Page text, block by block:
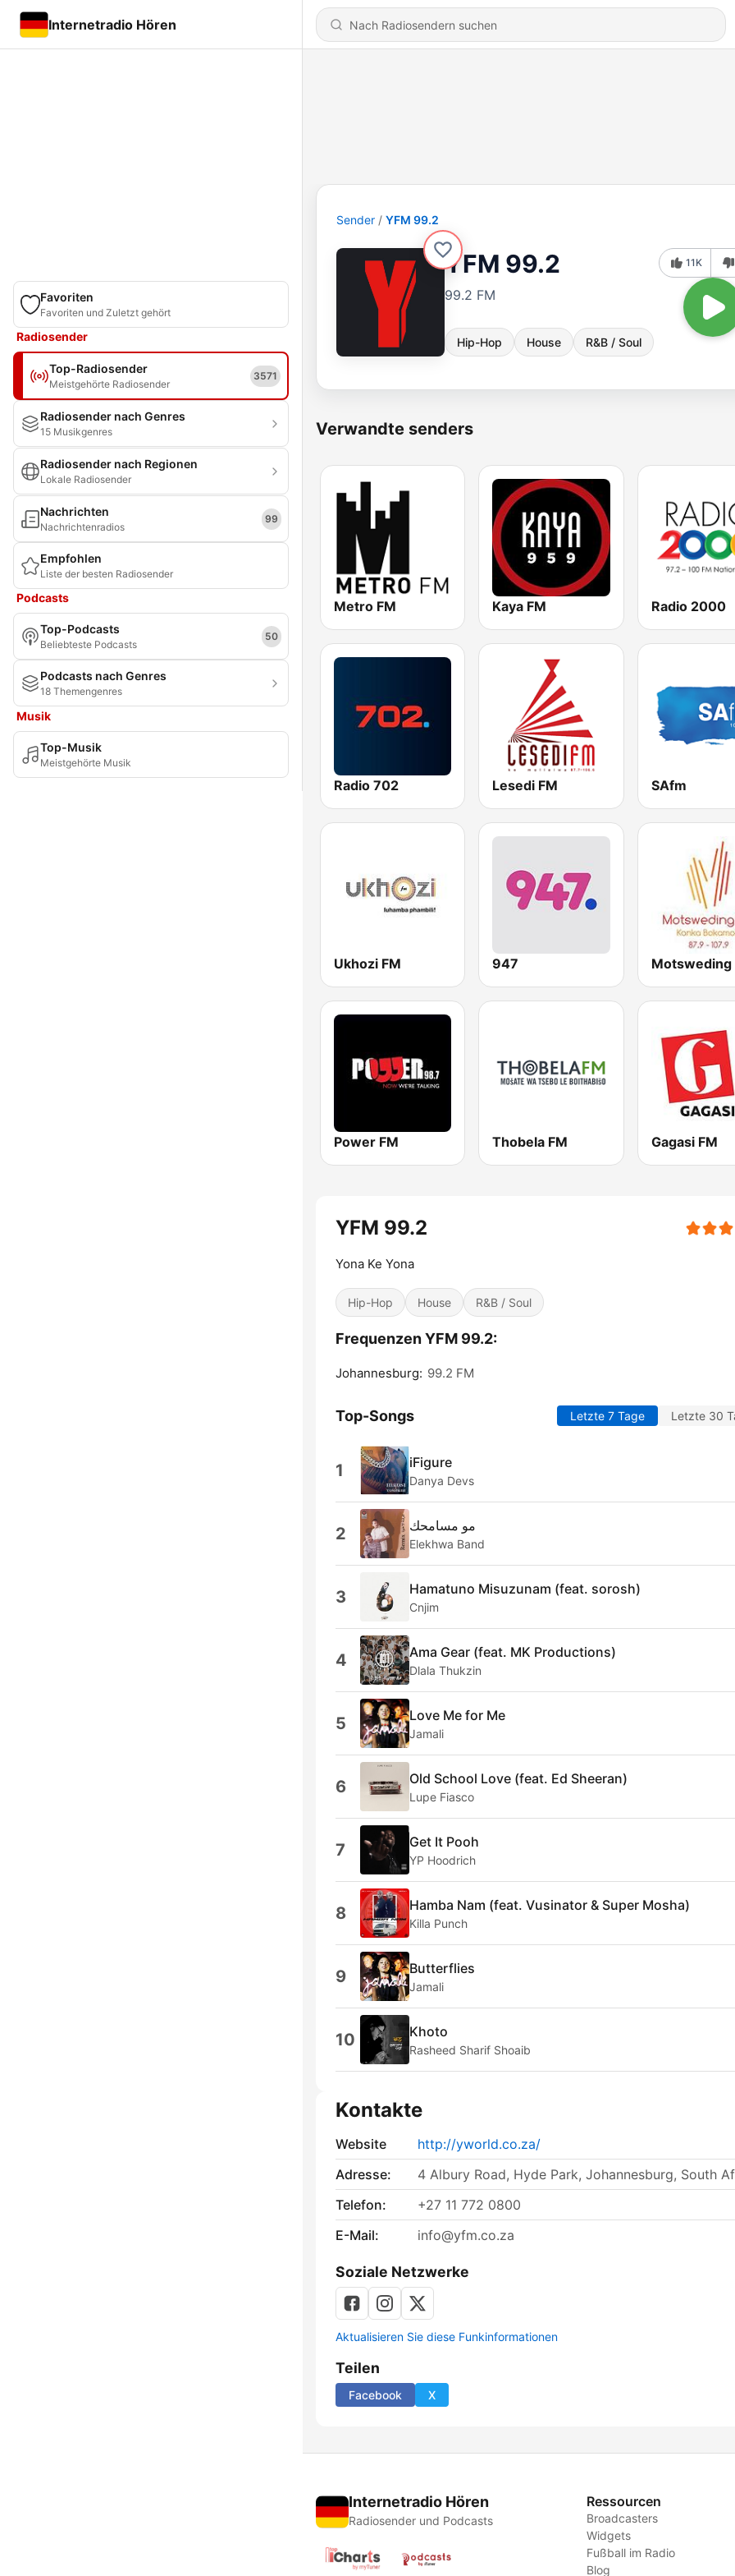
Internetradio Hören
Favoriten
Favoriten und Zuletzt gehört
Radiosender
Top-Radiosender
Meistgehörte Radiosender
3571
Radiosender nach Genres
15 Musikgenres
Radiosender nach Regionen
Lokale Radiosender
Nachrichten
Nachrichtenradios
99
Empfohlen
Liste der besten Radiosender
Podcasts
Top-Podcasts
Beliebteste Podcasts
50
Podcasts nach Genres
18 Themengenres
Musik
Top-Musik
Meistgehörte Musik
Sender YFM 99.2
YFM 99.2
99.2 FM
Hip-Hop House R&B / Soul
11K
Verwandte senders
Metro FM Kaya FM Radio 2000
Radio 702 Lesedi FM SAfm
Ukhozi FM 947 Motsweding
Power FM Thobela FM Gagasi FM
YFM 99.2
Yona Ke Yona
Hip-Hop House R&B / Soul
Frequenzen YFM 99.2:
Johannesburg: 99.2 FM
Top-Songs Letzte 7 Tage Letzte 30
1 iFigure
Danya Devs
2 مو مسامحك
Elekhwa Band
3 Hamatuno Misuzunam (feat. sorosh)
Cnjim
4 Ama Gear (feat. MK Productions)
Dlala Thukzin
5 Love Me for Me
Jamali
6 Old School Love (feat. Ed Sheeran)
Lupe Fiasco
7 Get It Pooh
YP Hoodrich
8 Hamba Nam (feat. Vusinator & Super Mosha)
Killa Punch
9 Butterflies
Jamali
10 Khoto
Rasheed Sharif Shoaib
Kontakte
Website
http://yworld.co.za/
Adresse:
4 Albury Road, Hyde Park, Johannesburg, South
Telefon:
+27 11 772 0800
E-Mail:
info@yfm.co.za
Soziale Netzwerke
Aktualisieren Sie diese Funkinformationen
Teilen
Facebook X
Internetradio Hören
Radiosender und Podcasts
Ressourcen
Broadcasters
Widgets
Fußball im Radio
Blog